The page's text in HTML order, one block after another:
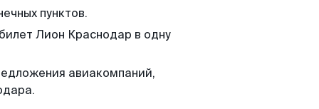
пунктов.
Лион Краснодар в одну
авиакомпаний,